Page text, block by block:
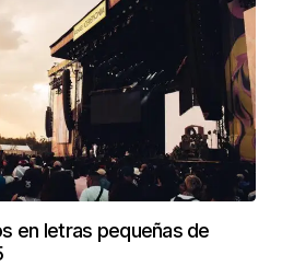
en letras pequeñas de